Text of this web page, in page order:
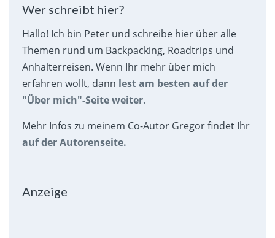
Wer schreibt hier?
Hallo! Ich bin Peter und schreibe hier über alle
Themen rund um Backpacking, Roadtrips und
Anhalterreisen. Wenn Ihr mehr über mich
erfahren wollt, dann lest am besten auf der
"Über mich"-Seite weiter.
Mehr Infos zu meinem Co-Autor Gregor findet Ihr
auf der Autorenseite.
Anzeige